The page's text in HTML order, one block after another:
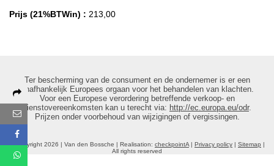
Prijs (21%BTWin) : 213,00
Ter bescherming van de consument en de ondernemer is er een
onafhankelijk Europees orgaan voor het behandelen van klachten.
Voor een Europese verordering betreffende verkoop- en
dienstovereenkomsten kan u terecht via: http://ec.europa.eu/odr.
Prijzen onder voorbehoud van wijzigingen of vergissingen.
© Copyright 2026 | Van den Bossche | Realisation: checkpointA | Privacy policy | Sitemap |
All rights reserved
Deel deze pagina via:
E-mail